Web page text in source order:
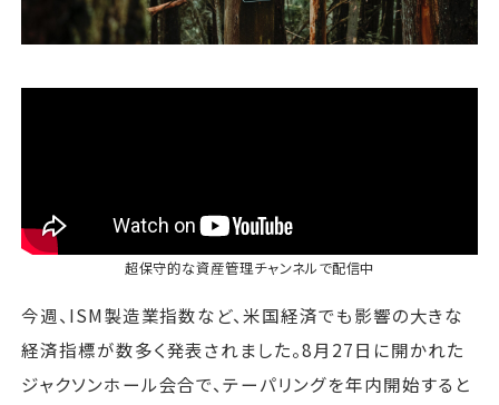
よくある質問
超保守的な資産管理チャンネルで配信中
今週、ISM製造業指数など、米国経済でも影響の大きな
経済指標が数多く発表されました。8月27日に開かれた
ジャクソンホール会合で、テーパリングを年内開始すると